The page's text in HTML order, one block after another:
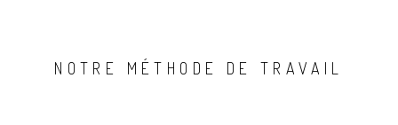
NOTRE MÉTHODE DE TRAVAIL